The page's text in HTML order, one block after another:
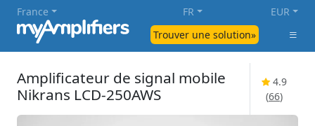
Trouver une solution»
France FR EUR
Amplificateur de signal mobile
Nikrans LCD-250AWS
4.9
(66)